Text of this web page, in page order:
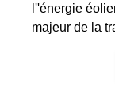
l''énergie
majeur de la